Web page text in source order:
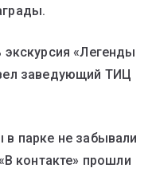
«Легенды
заведующий ТИЦ
в парке не забывали
контакте» прошли